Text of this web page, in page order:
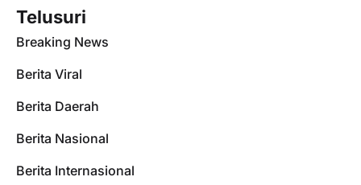
Telusuri
Breaking News
Berita Viral
Berita Daerah
Berita Nasional
Berita Internasional